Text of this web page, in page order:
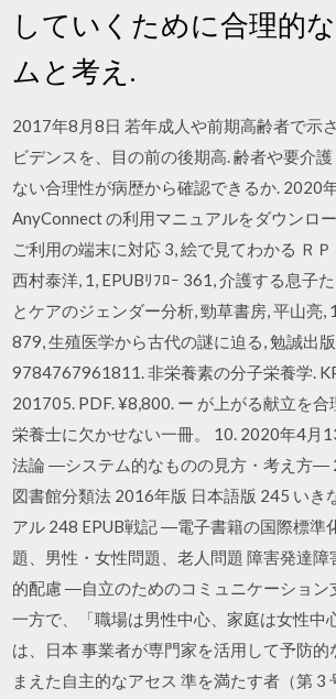
していくために合理的
ムと考え.
2017年8月8日 若年成人や前期高齢者で示
ビデンスを、目の前の後期高. 齢者や要介護
ない合理性が病歴から確認できるか. 2020
AnyConnect の利用マニュアルをダウンロ
ご利用の端末に対応 3, 絵で見てわかる ＲＰ
西村泰洋, 1, EPUBﾘﾌﾛｰ 361, 介護する息子
とケアのジェンダー分析, 勁草書房, 平山亮,
879, 生殖医学から古代の謎に迫る, 勉誠出版
9784767961811. 非栄養素の分子栄養学.
201705. PDF. ¥8,800. ー が上がる献立を
栄養士に欠かせない一冊。 10. 2020年4月
法論 ―システム的なものの見方・考え方―
図書館分類法 2016年版 日本語版 245 いき
アル 248 EPUB戦記 ―電子書籍の国際標準
題、男性・女性問題、老人問題 障害発達障
的配慮 ―自立のためのコミュニケーション
一方で、「職場は男性中心、家庭は女性中
は、日本 事業者が専門家を活用して予防的
まえた自主的なアセス 準を満たす者（第 3